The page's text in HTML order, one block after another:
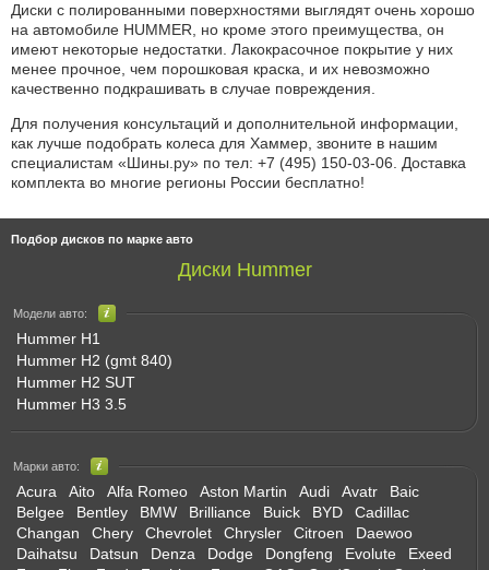
Подбор дисков по марке авто
Диски Hummer
Модели авто:
Hummer H1
Hummer H2 (gmt 840)
Hummer H2 SUT
Hummer H3 3.5
Марки авто:
Acura Aito Alfa Romeo Aston Martin Audi Avatr
Baic
Belgee
Bentley BMW Brilliance Buick BYD
Cadillac
Changan
Chery Chevrolet Chrysler Citroen
Daewoo
Daihatsu
Datsun Denza Dodge Dongfeng Evolute
Exeed
Диски с полированными поверхностями выглядят очень хорошо
на автомобиле HUMMER, но кроме этого преимущества, он
имеют некоторые недостатки. Лакокрасочное покрытие у них
менее прочное, чем порошковая краска, и их невозможно
качественно подкрашивать в случае повреждения.
Для получения консультаций и дополнительной информации,
как лучше подобрать колеса для Хаммер, звоните в нашим
специалистам «Шины.ру» по тел: +7 (495) 150-03-06 . Доставка
комплекта во многие регионы России бесплатно!